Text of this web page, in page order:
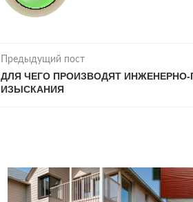
Предыдущий пост
ДЛЯ ЧЕГО ПРОИЗВОДЯТ ИНЖЕНЕРНО-
ИЗЫСКАНИЯ